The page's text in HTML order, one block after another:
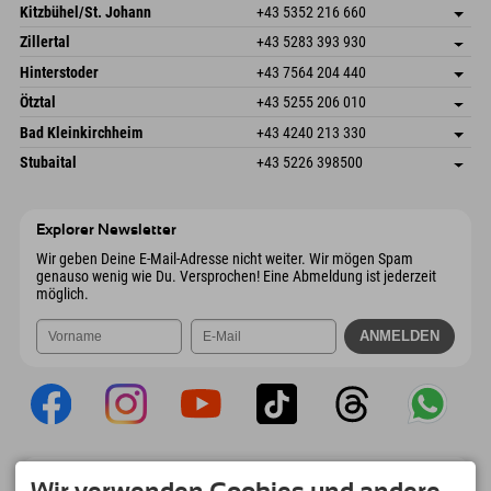
Dorfstr. 127b
6793 Gaschurn/Montafon
Österreich
Adresse speichern
Anreiseinfos
Buchen
Kitzbühel/St. Johann +43 5352 216 660
Speckbacherstraße 87
Österreich
Adresse speichern
Buchen
Zillertal +43 5283 393 930
Schmiedau 2
6272 Kaltenbach im Zillertal
Österreich
Adresse speichern
Anreiseinfos
Buchen
Hinterstoder +43 7564 204 440
Freizeitpark 10
Österreich
Adresse speichern
Buchen
Ötztal +43 5255 206 010
Gscheat 14
6441 Umhausen
Österreich
Adresse speichern
Anreiseinfos
Buchen
Bad Kleinkirchheim +43 4240 213 330
Dorfstraße 24
Adresse speichern
Stubaital +43 5226 398500
Explorer Newsletter
Wir geben Deine E-Mail-Adresse nicht weiter. Wir mögen Spam
genauso wenig wie Du. Versprochen! Eine Abmeldung ist jederzeit
möglich.